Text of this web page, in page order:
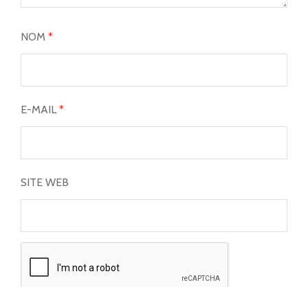
NOM *
E-MAIL *
SITE WEB